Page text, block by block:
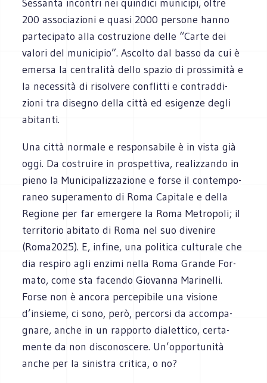
Ses­santa incon­tri nei quin­dici muni­cipi, oltre
200 asso­cia­zioni e quasi 2000 per­sone hanno
par­te­ci­pato alla costru­zione delle “Carte dei
valori del muni­ci­pio”. Ascolto dal basso da cui è
emersa la cen­tra­lità dello spa­zio di pros­si­mità e
la neces­sità di risol­vere con­flitti e con­trad­di­
zioni tra dise­gno della città ed esi­genze degli
abi­tanti.
Una città nor­male e respon­sa­bile è in vista già
oggi. Da costruire in pro­spet­tiva, rea­liz­zando in
pieno la Muni­ci­pa­liz­za­zione e forse il con­tem­po­
ra­neo supe­ra­mento di Roma Capi­tale e della
Regione per far emer­gere la Roma Metro­poli; il
ter­ri­to­rio abi­tato di Roma nel suo dive­nire
(Roma2025). E, infine, una poli­tica cul­tu­rale che
dia respiro agli enzimi nella Roma Grande For­
mato, come sta facendo Gio­vanna Mari­nelli.
Forse non è ancora per­ce­pi­bile una visione
d’insieme, ci sono, però, per­corsi da accom­pa­
gnare, anche in un rap­porto dia­let­tico, cer­ta­
mente da non disco­no­scere. Un’opportunità
anche per la sini­stra cri­tica, o no?